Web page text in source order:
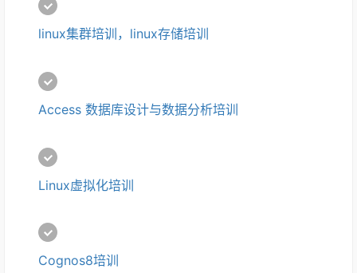
linux集群培训，linux存储培训
Access 数据库设计与数据分析培训
Linux虚拟化培训
Cognos8培训